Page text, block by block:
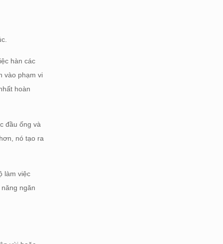
hàn các
vào phạm vi
hoàn
đầu ống và
nó tạo ra
làm việc
ngăn